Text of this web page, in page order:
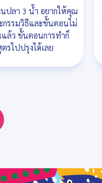
ปลา 3 น้ำ อยากให้คุณ
กรรมวิธีและขั้นตอนไม่
แล้ว ขั้นตอนการทำก็
รไปปรุงได้เลย